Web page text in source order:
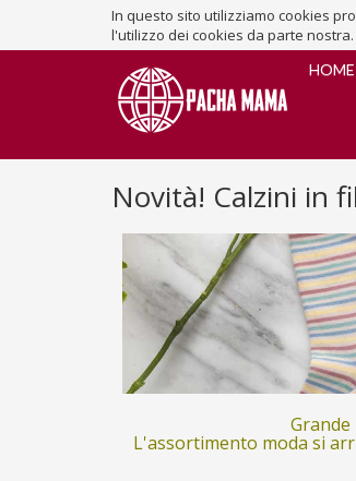
In questo sito utilizziamo cookies
l'utilizzo dei cookies da parte
HOME
Novità! Calzini in
L'assortimento moda si